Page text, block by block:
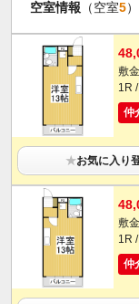
空室情報 （空室5）
敷
1R
仲
★お気に入り
敷
1R
仲